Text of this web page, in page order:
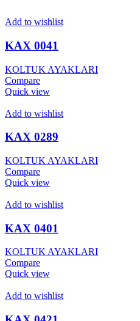
Add to wishlist
KAX 0041
KOLTUK AYAKLARI
Compare
Quick view
Add to wishlist
KAX 0289
KOLTUK AYAKLARI
Compare
Quick view
Add to wishlist
KAX 0401
KOLTUK AYAKLARI
Compare
Quick view
Add to wishlist